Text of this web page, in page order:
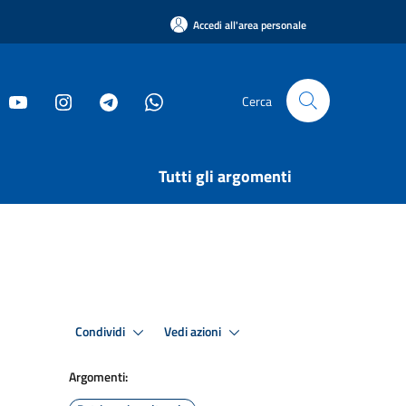
Accedi all'area personale
Cerca
Tutti gli argomenti
Condividi Vedi azioni
Argomenti: